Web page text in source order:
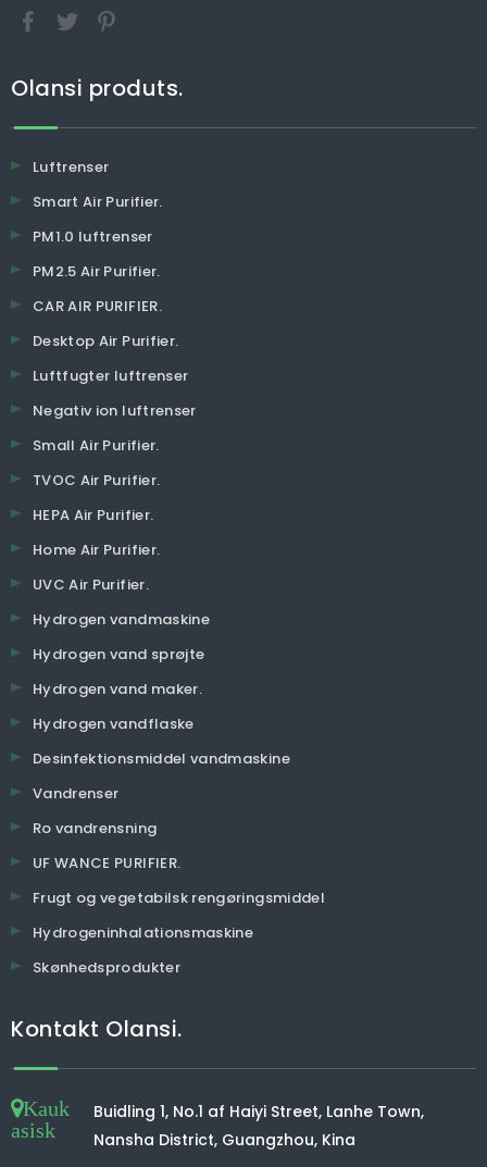
Olansi produts.
Luftrenser
Smart Air Purifier.
PM1.0 luftrenser
PM2.5 Air Purifier.
CAR AIR PURIFIER.
Desktop Air Purifier.
Luftfugter luftrenser
Negativ ion luftrenser
Small Air Purifier.
TVOC Air Purifier.
HEPA Air Purifier.
Home Air Purifier.
UVC Air Purifier.
Hydrogen vandmaskine
Hydrogen vand sprøjte
Hydrogen vand maker.
Hydrogen vandflaske
Desinfektionsmiddel vandmaskine
Vandrenser
Ro vandrensning
UF WANCE PURIFIER.
Frugt og vegetabilsk rengøringsmiddel
Hydrogeninhalationsmaskine
Skønhedsprodukter
Kontakt Olansi.
Kauk
asisk
Buidling 1, No.1 af Haiyi Street, Lanhe Town,
Nansha District, Guangzhou, Kina